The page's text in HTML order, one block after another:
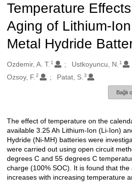
Temperature
Aging of Lithium-
Metal Hydride
Oluşturanlar
Ozdemir, A. T. 1 Ustkoyuncu, N. 1
Ozsoy, F. 2 Patat, S. 3
Bağlı
Açıklama
The effect of temperature on the
available 3.25 Ah Lithium-Ion (Li-Ion)
Hydride (Ni-MH) batteries were
were carried out using open circuit
degrees C and 55 degrees C
charge (100% SOC). It is found that
increases with increasing temperature